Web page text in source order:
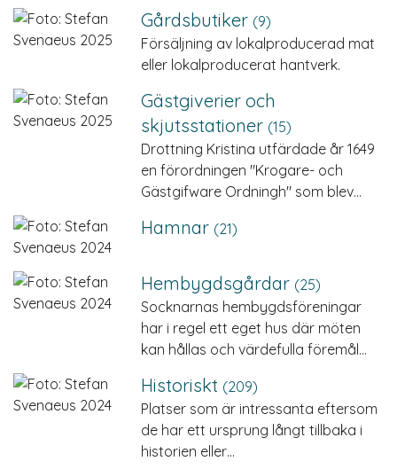
Gårdsbutiker (9)
Försäljning av lokalproducerad mat
eller lokalproducerat hantverk.
Gästgiverier och
skjutsstationer (15)
Drottning Kristina utfärdade år 1649
en förordningen "Krogare- och
Gästgifware Ordningh" som blev…
Hamnar (21)
Hembygds­gårdar (25)
Socknarnas hembygdsföreningar
har i regel ett eget hus där möten
kan hållas och värdefulla föremål…
Historiskt (209)
Platser som är intressanta eftersom
de har ett ursprung långt tillbaka i
historien eller…